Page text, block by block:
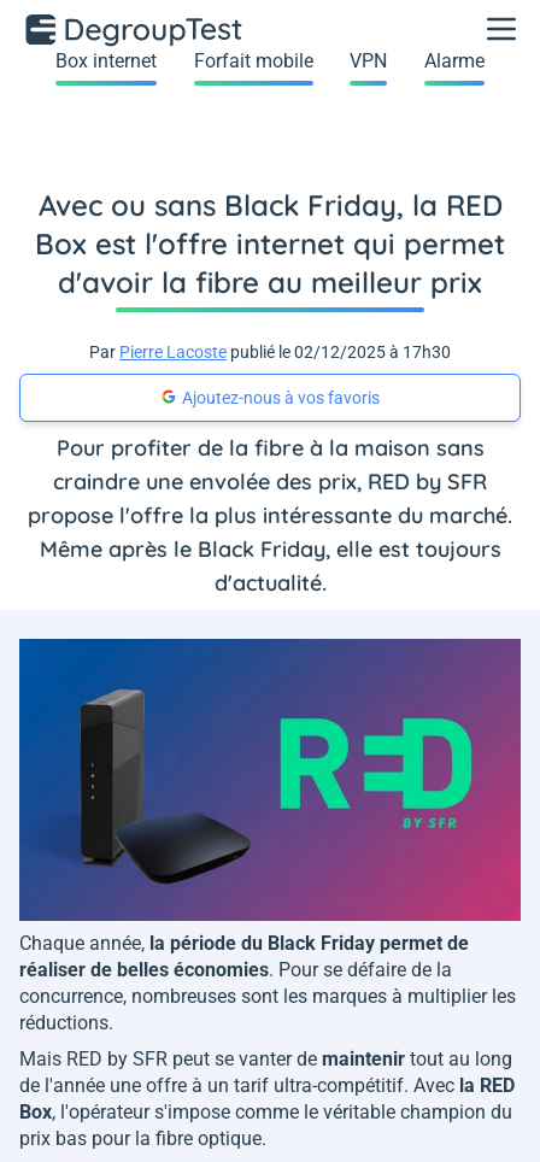
Box internet Forfait mobile VPN Alarme
Avec ou sans Black Friday, la RED
Box est l'offre internet qui permet
d'avoir la fibre au meilleur prix
Par Pierre Lacoste publié le 02/12/2025 à 17h30
Ajoutez-nous à vos favoris
Pour profiter de la fibre à la maison sans
craindre une envolée des prix, RED by SFR
propose l'offre la plus intéressante du marché.
Même après le Black Friday, elle est toujours
d'actualité.
Chaque année, la période du Black Friday permet de
réaliser de belles économies. Pour se défaire de la
concurrence, nombreuses sont les marques à multiplier les
réductions.
Mais RED by SFR peut se vanter de maintenir tout au long
de l'année une offre à un tarif ultra-compétitif. Avec la RED
Box, l'opérateur s'impose comme le véritable champion du
prix bas pour la fibre optique.